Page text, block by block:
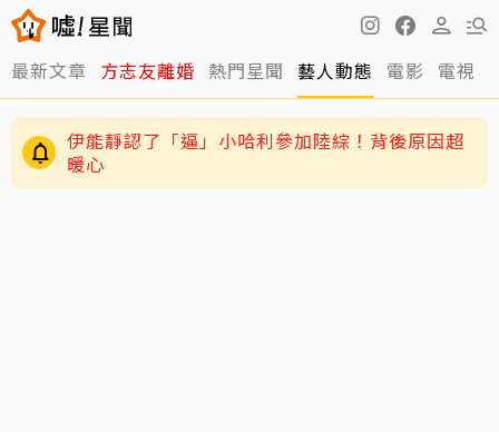
最新文章 方志友離婚 熱門星聞 藝人動態 電影 電視
伊能靜認了「逼」小哈利參加陸綜！背後原因超
暖心